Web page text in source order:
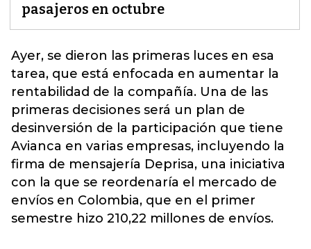
pasajeros en octubre
Ayer, se dieron las primeras luces en esa
tarea, que está enfocada en aumentar la
rentabilidad de la compañía. Una de las
primeras decisiones será un plan de
desinversión de la participación que tiene
Avianca en varias empresas, incluyendo la
firma de mensajería Deprisa, una iniciativa
con la que se reordenaría el mercado de
envíos en Colombia, que en el primer
semestre hizo 210,22 millones de envíos.